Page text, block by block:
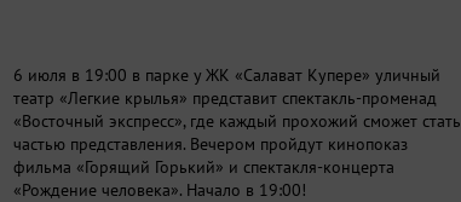
6 июля в 19:00 в парке у ЖК «Салават Купере» уличный
театр «Легкие крылья» представит спектакль-променад
«Восточный экспресс», где каждый прохожий сможет стать
частью представления. Вечером пройдут кинопоказ
фильма «Горящий Горький» и спектакля-концерта
«Рождение человека». Начало в 19:00!